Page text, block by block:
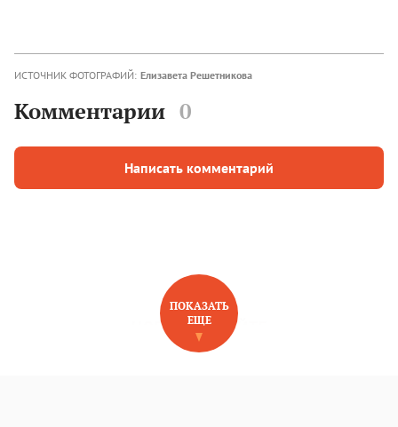
ИСТОЧНИК ФОТОГРАФИЙ: Елизавета Решетникова
Комментарии 0
Написать комментарий
НОВОЕ НА САЙТЕ
ПОКАЗАТЬ
ЕЩЕ